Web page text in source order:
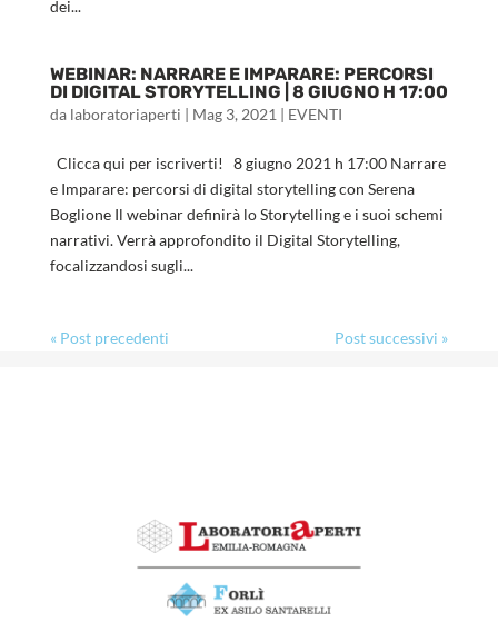
dei...
WEBINAR: NARRARE E IMPARARE: PERCORSI
DI DIGITAL STORYTELLING | 8 GIUGNO H 17:00
da laboratoriaperti | Mag 3, 2021 | EVENTI
Clicca qui per iscriverti! 8 giugno 2021 h 17:00 Narrare
e Imparare: percorsi di digital storytelling con Serena
Boglione Il webinar definirà lo Storytelling e i suoi schemi
narrativi. Verrà approfondito il Digital Storytelling,
focalizzandosi sugli...
« Post precedenti Post successivi »